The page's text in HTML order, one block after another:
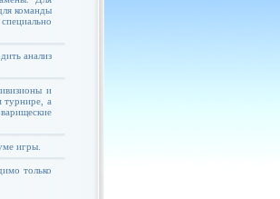
команды
анализ
и
турнире, а
игры.
только